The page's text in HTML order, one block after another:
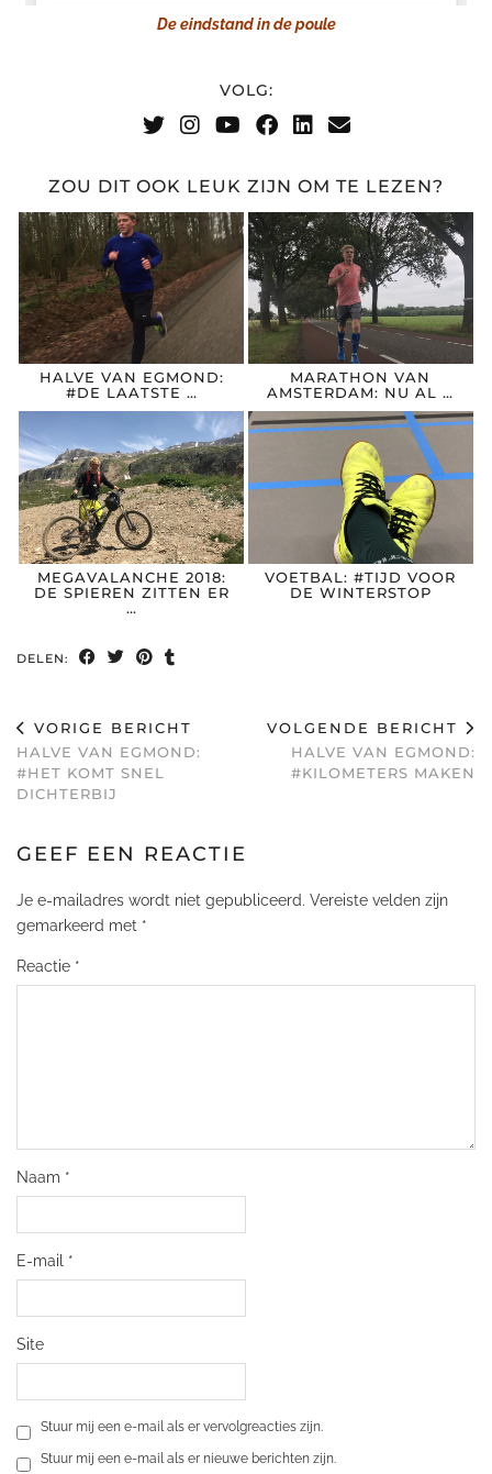
De eindstand in de poule
VOLG:
ZOU DIT OOK LEUK ZIJN OM TE LEZEN?
HALVE VAN EGMOND:
#DE LAATSTE …
MARATHON VAN
AMSTERDAM: NU AL …
MEGAVALANCHE 2018:
DE SPIEREN ZITTEN ER
…
VOETBAL: #TIJD VOOR
DE WINTERSTOP
DELEN:
VORIGE BERICHT
HALVE VAN EGMOND:
#HET KOMT SNEL
DICHTERBIJ
VOLGENDE BERICHT
HALVE VAN EGMOND:
#KILOMETERS MAKEN
GEEF EEN REACTIE
Je e-mailadres wordt niet gepubliceerd. Vereiste velden zijn
gemarkeerd met *
Reactie *
Naam *
E-mail *
Site
Stuur mij een e-mail als er vervolgreacties zijn.
Stuur mij een e-mail als er nieuwe berichten zijn.